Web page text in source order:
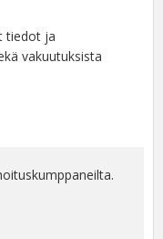
tiedot ja
vakuutuksista